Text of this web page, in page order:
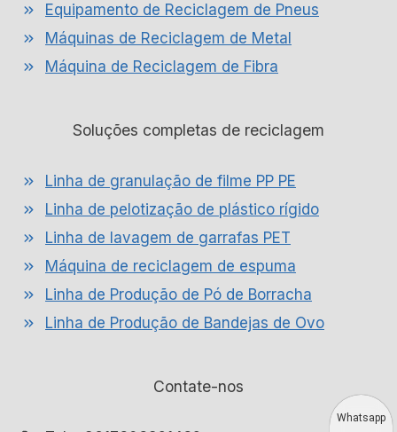
Equipamento de Reciclagem de Pneus
Máquinas de Reciclagem de Metal
Máquina de Reciclagem de Fibra
Soluções completas de reciclagem
Linha de granulação de filme PP PE
Linha de pelotização de plástico rígido
Linha de lavagem de garrafas PET
Máquina de reciclagem de espuma
Linha de Produção de Pó de Borracha
Linha de Produção de Bandejas de Ovo
Contate-nos
Whatsapp